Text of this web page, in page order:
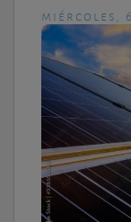
miércoles,